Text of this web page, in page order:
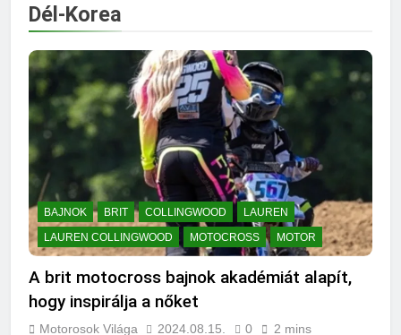
Dél-Korea
BAJNOK BRIT COLLINGWOOD
LAUREN
LAUREN COLLINGWOOD
MOTOCROSS MOTOR
A brit motocross bajnok akadémiát alapít,
hogy inspirálja a nőket
Motorosok Világa 2024.08.15. 0 2 mins